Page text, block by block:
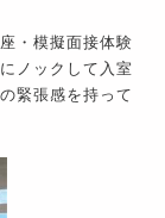
・模擬面接体験
ノックして入室
緊張感を持って